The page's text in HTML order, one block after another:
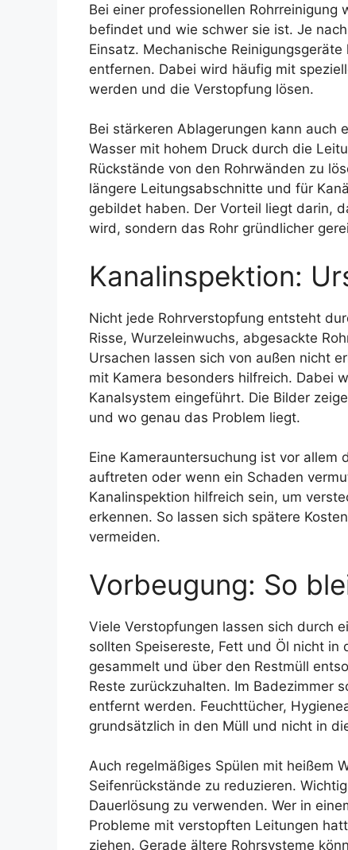
Bei einer professionellen
befindet und wie schwer sie ist. Je
Einsatz. Mechanische
entfernen. Dabei wird häufig mit
werden und die Verstopfung lösen.
Bei stärkeren Ablagerungen kann auch
Wasser mit hohem Druck durch die
Rückstände von den Rohrwänden zu
längere Leitungsabschnitte und für
gebildet haben. Der Vorteil liegt darin,
wird, sondern das Rohr gründlicher
Kanalinspektion:
Nicht jede Rohrverstopfung entsteht
Risse, Wurzeleinwuchs, abgesackte
Ursachen lassen sich von außen nicht
mit Kamera besonders hilfreich. Dabei
Kanalsystem eingeführt. Die Bilder
und wo genau das Problem liegt.
Eine Kamerauntersuchung ist vor
auftreten oder wenn ein Schaden
Kanalinspektion hilfreich sein, um
erkennen. So lassen sich spätere
vermeiden.
Vorbeugung: So
Viele Verstopfungen lassen sich durch
sollten Speisereste, Fett und Öl nicht
gesammelt und über den Restmüll
Reste zurückzuhalten. Im Badezimmer
entfernt werden. Feuchttücher,
grundsätzlich in den Müll und nicht in
Auch regelmäßiges Spülen mit heißem
Seifenrückstände zu reduzieren.
Dauerlösung zu verwenden. Wer in
Probleme mit verstopften Leitungen
ziehen. Gerade ältere Rohrsysteme